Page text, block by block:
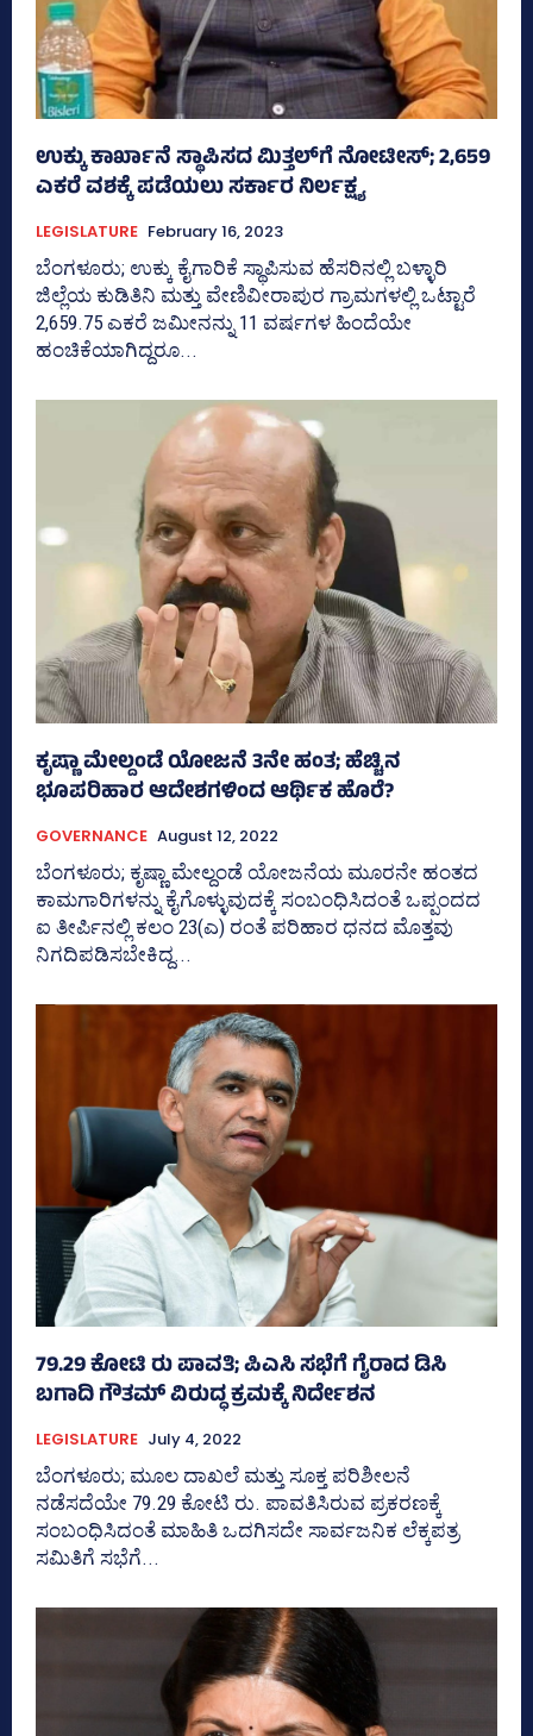
ಉಕ್ಕು ಕಾರ್ಖಾನೆ ಸ್ಥಾಪಿಸದ ಮಿತ್ತಲ್‌ಗೆ ನೋಟೀಸ್‌; 2,659
ಎಕರೆ ವಶಕ್ಕೆ ಪಡೆಯಲು ಸರ್ಕಾರ ನಿರ್ಲಕ್ಷ್ಯ
LEGISLATURE February 16, 2023
ಬೆಂಗಳೂರು; ಉಕ್ಕು ಕೈಗಾರಿಕೆ ಸ್ಥಾಪಿಸುವ ಹೆಸರಿನಲ್ಲಿ ಬಳ್ಳಾರಿ
ಜಿಲ್ಲೆಯ ಕುಡಿತಿನಿ ಮತ್ತು ವೇಣಿವೀರಾಪುರ ಗ್ರಾಮಗಳಲ್ಲಿ ಒಟ್ಟಾರೆ
2,659.75 ಎಕರೆ ಜಮೀನನ್ನು 11 ವರ್ಷಗಳ ಹಿಂದೆಯೇ
ಹಂಚಿಕೆಯಾಗಿದ್ದರೂ...
ಕೃಷ್ಣಾ ಮೇಲ್ದಂಡೆ ಯೋಜನೆ 3ನೇ ಹಂತ; ಹೆಚ್ಚಿನ
ಭೂಪರಿಹಾರ ಆದೇಶಗಳಿಂದ ಆರ್ಥಿಕ ಹೊರೆ?
GOVERNANCE August 12, 2022
ಬೆಂಗಳೂರು; ಕೃಷ್ಣಾ ಮೇಲ್ದಂಡೆ ಯೋಜನೆಯ ಮೂರನೇ ಹಂತದ
ಕಾಮಗಾರಿಗಳನ್ನು ಕೈಗೊಳ್ಳುವುದಕ್ಕೆ ಸಂಬಂಧಿಸಿದಂತೆ ಒಪ್ಪಂದದ
ಐ ತೀರ್ಪಿನಲ್ಲಿ ಕಲಂ 23(ಎ) ರಂತೆ ಪರಿಹಾರ ಧನದ ಮೊತ್ತವು
ನಿಗದಿಪಡಿಸಬೇಕಿದ್ದ...
79.29 ಕೋಟಿ ರು ಪಾವತಿ; ಪಿಎಸಿ ಸಭೆಗೆ ಗೈರಾದ ಡಿಸಿ
ಬಗಾದಿ ಗೌತಮ್‌ ವಿರುದ್ಧ ಕ್ರಮಕ್ಕೆ ನಿರ್ದೇಶನ
LEGISLATURE July 4, 2022
ಬೆಂಗಳೂರು; ಮೂಲ ದಾಖಲೆ ಮತ್ತು ಸೂಕ್ತ ಪರಿಶೀಲನೆ
ನಡೆಸದೆಯೇ 79.29 ಕೋಟಿ ರು. ಪಾವತಿಸಿರುವ ಪ್ರಕರಣಕ್ಕೆ
ಸಂಬಂಧಿಸಿದಂತೆ ಮಾಹಿತಿ ಒದಗಿಸದೇ ಸಾರ್ವಜನಿಕ ಲೆಕ್ಕಪತ್ರ
ಸಮಿತಿಗೆ ಸಭೆಗೆ...